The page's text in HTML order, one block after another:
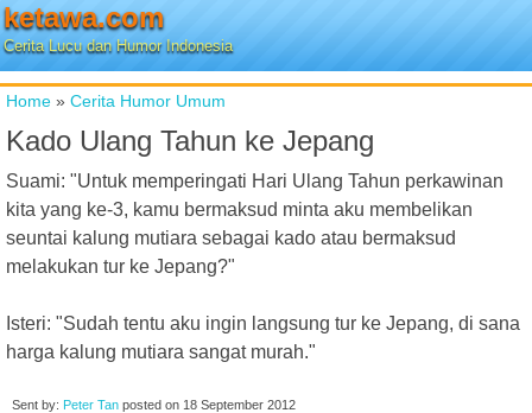
ketawa.com
Cerita Lucu dan Humor Indonesia
Home » Cerita Humor Umum
Kado Ulang Tahun ke Jepang
Suami: "Untuk memperingati Hari Ulang Tahun perkawinan
kita yang ke-3, kamu bermaksud minta aku membelikan
seuntai kalung mutiara sebagai kado atau bermaksud
melakukan tur ke Jepang?"
Isteri: "Sudah tentu aku ingin langsung tur ke Jepang, di sana
harga kalung mutiara sangat murah."
Sent by: Peter Tan posted on 18 September 2012